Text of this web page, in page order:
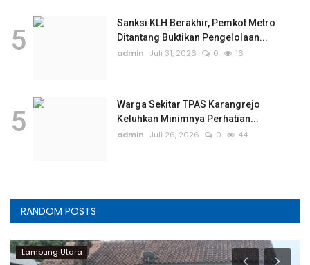
5
Sanksi KLH Berakhir, Pemkot Metro
Ditantang Buktikan Pengelolaan...
admin
Juli 31, 2026 0 16
5
Warga Sekitar TPAS Karangrejo
Keluhkan Minimnya Perhatian...
admin
Juli 26, 2026 0 44
RANDOM POSTS
Lampung Utara